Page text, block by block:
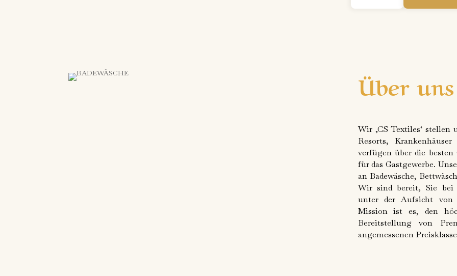
Über uns
Wir ‚CS Textiles‘
Resorts,
verfügen über die
für das Gastgewerbe.
an Badewäsche,
Wir sind bereit, Sie bei
unter der Aufsicht von
Mission ist es, den
Bereitstellung von
angemessenen